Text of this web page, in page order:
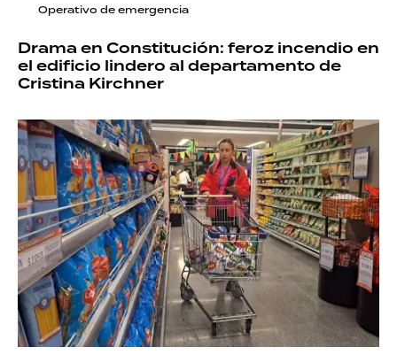
Operativo de emergencia
Drama en Constitución: feroz incendio en
el edificio lindero al departamento de
Cristina Kirchner